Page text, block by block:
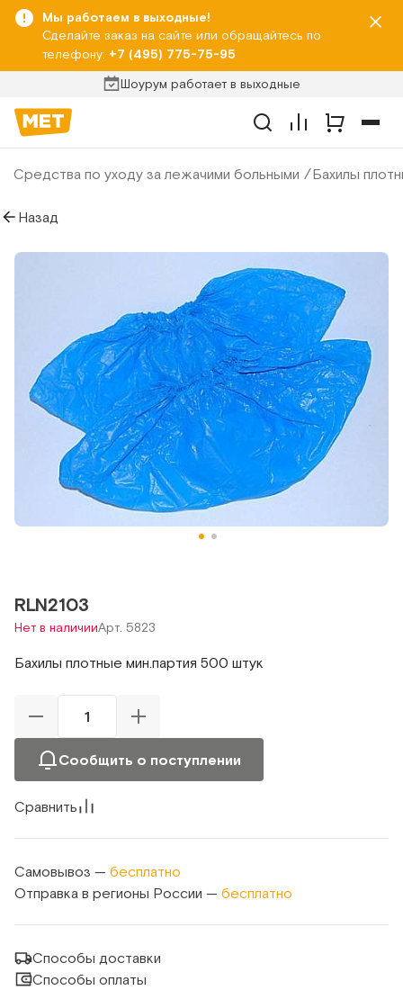
Мы работаем в выходные!
Сделайте заказ на сайте или обращайтесь по
телефону: +7 (495) 775-75-95
Шоурум работает в выходные
Средства по уходу за лежачими больными Бахилы
Назад
RLN2103
Нет в наличииАрт. 5823
Бахилы плотные мин.партия 500 штук
Сообщить о поступлении
Сравнить
Самовывоз — бесплатно
Отправка в регионы России — бесплатно
Способы доставки
Способы оплаты